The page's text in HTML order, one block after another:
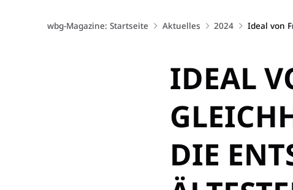
wbg-Magazine: Startseite Aktuelles 2024 Ideal von
IDEAL
DIE